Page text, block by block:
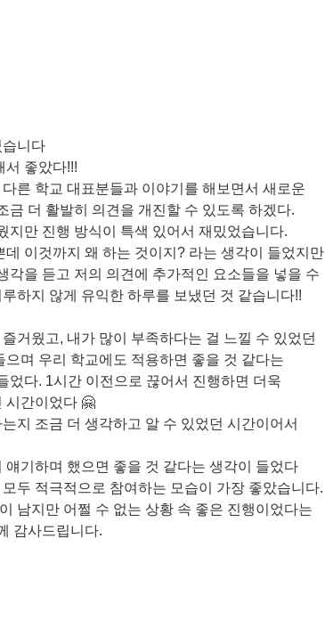
니다
서 좋았다!!!
른 학교 대표분들과 이야기를 해보면서 새로운
금 더 활발히 의견을 개진할 수 있도록 하겠다.
지만 진행 방식이 특색 있어서 재밌었습니다.
이것까지 왜 하는 것이지? 라는 생각이 들었지만
각을 듣고 저의 의견에 추가적인 요소들을 넣을 수
하지 않게 유익한 하루를 보냈던 것 같습니다!!
거웠고, 내가 많이 부족하다는 걸 느낄 수 있었던
며 우리 학교에도 적용하면 좋을 것 같다는
었다. 1시간 이전으로 끊어서 진행하면 더욱
시간이었다 🤗
지 조금 더 생각하고 알 수 있었던 시간이어서
기하며 했으면 좋을 것 같다는 생각이 들었다
두 적극적으로 참여하는 모습이 가장 좋았습니다.
남지만 어쩔 수 없는 상황 속 좋은 진행이었다는
감사드립니다.